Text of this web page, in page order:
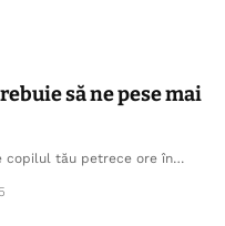
să ne pese mai
copilul tău petrece ore în…